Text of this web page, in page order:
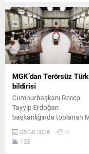
alındığı açıklandı.
MGK’dan Terörsüz
bildirisi
Cumhurbaşkanı Recep
Tayyip Erdoğan
başkanlığında toplanan
ardından yayımlanan
bildiride, "Terörsüz Türkiye"
06.08.2026
0
153